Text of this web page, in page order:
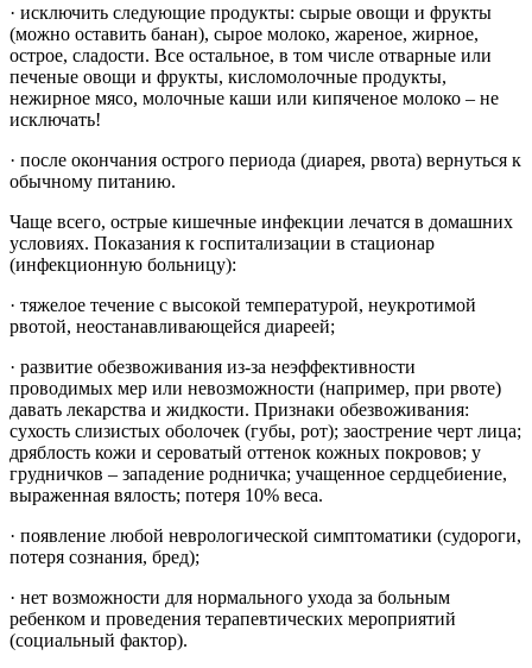
· исключить следующие продукты: сырые овощи и фрукты
(можно оставить банан), сырое молоко, жареное, жирное,
острое, сладости. Все остальное, в том числе отварные или
печеные овощи и фрукты, кисломолочные продукты,
нежирное мясо, молочные каши или кипяченое молоко – не
исключать!
· после окончания острого периода (диарея, рвота) вернуться к
обычному питанию.
Чаще всего, острые кишечные инфекции лечатся в домашних
условиях. Показания к госпитализации в стационар
(инфекционную больницу):
· тяжелое течение с высокой температурой, неукротимой
рвотой, неостанавливающейся диареей;
· развитие обезвоживания из-за неэффективности
проводимых мер или невозможности (например, при рвоте)
давать лекарства и жидкости. Признаки обезвоживания:
сухость слизистых оболочек (губы, рот); заострение черт лица;
дряблость кожи и сероватый оттенок кожных покровов; у
грудничков – западение родничка; учащенное сердцебиение,
выраженная вялость; потеря 10% веса.
· появление любой неврологической симптоматики (судороги,
потеря сознания, бред);
· нет возможности для нормального ухода за больным
ребенком и проведения терапевтических мероприятий
(социальный фактор).